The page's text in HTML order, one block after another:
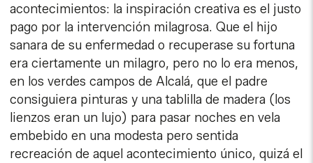
acontecimientos: la inspiración creativa es el justo
pago por la intervención milagrosa. Que el hijo
sanara de su enfermedad o recuperase su fortuna
era ciertamente un milagro, pero no lo era menos,
en los verdes campos de Alcalá, que el padre
consiguiera pinturas y una tablilla de madera (los
lienzos eran un lujo) para pasar noches en vela
embebido en una modesta pero sentida
recreación de aquel acontecimiento único, quizá el